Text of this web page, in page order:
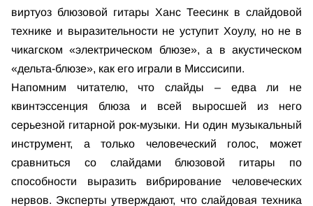
виртуоз блюзовой гитары Ханс Теесинк в слайдовой
технике и выразительности не уступит Хоулу, но не в
чикагском «электрическом блюзе», а в акустическом
«дельта-блюзе», как его играли в Миссисипи.
Напомним читателю, что слайды – едва ли не
квинтэссенция блюза и всей выросшей из него
серьезной гитарной рок-музыки. Ни один музыкальный
инструмент, а только человеческий голос, может
сравниться со слайдами блюзовой гитары по
способности выразить вибрирование человеческих
нервов. Эксперты утверждают, что слайдовая техника